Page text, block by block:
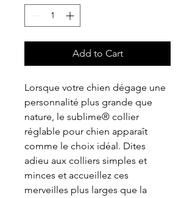
Add to Cart
Lorsque votre chien dégage une
personnalité plus grande que
nature, le sublime® collier
réglable pour chien apparaît
comme le choix idéal. Dites
adieu aux colliers simples et
minces et accueillez ces
merveilles plus larges que la